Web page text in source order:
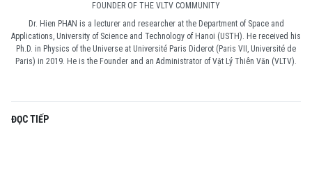
FOUNDER OF THE VLTV COMMUNITY
Dr. Hien PHAN is a lecturer and researcher at the Department of Space and
Applications, University of Science and Technology of Hanoi (USTH). He received his
Ph.D. in Physics of the Universe at Université Paris Diderot (Paris VII, Université de
Paris) in 2019. He is the Founder and an Administrator of Vật Lý Thiên Văn (VLTV).
ĐỌC TIẾP